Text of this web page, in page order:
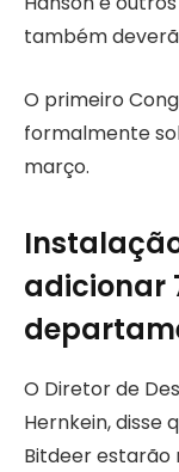
também
O primeiro
formalmente
março.
adicionar
O Diretor de
Hernkein, disse
Bitdeer estarão